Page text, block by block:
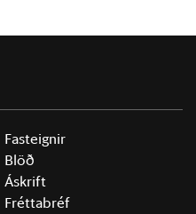
Fasteignir
Blöð
Áskrift
Fréttabréf